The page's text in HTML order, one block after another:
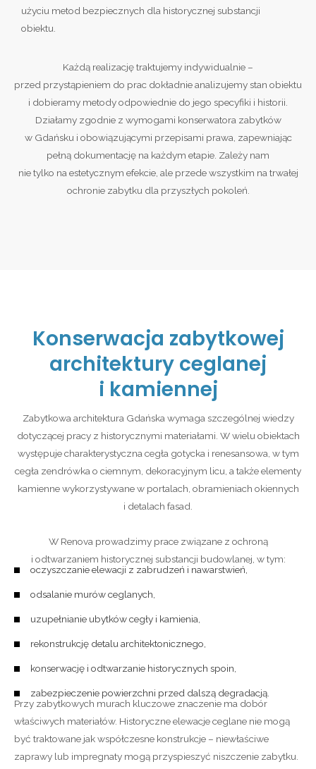
użyciu metod bezpiecznych dla historycznej substancji
obiektu.
Każdą realizację traktujemy indywidualnie –
przed przystąpieniem do prac dokładnie analizujemy stan obiektu
i dobieramy metody odpowiednie do jego specyfiki i historii.
Działamy zgodnie z wymogami konserwatora zabytków
w Gdańsku i obowiązującymi przepisami prawa, zapewniając
pełną dokumentację na każdym etapie. Zależy nam
nie tylko na estetycznym efekcie, ale przede wszystkim na trwałej
ochronie zabytku dla przyszłych pokoleń.
Konserwacja zabytkowej
architektury ceglanej
i kamiennej
Zabytkowa architektura Gdańska wymaga szczególnej wiedzy
dotyczącej pracy z historycznymi materiałami. W wielu obiektach
występuje charakterystyczna cegła gotycka i renesansowa, w tym
cegła zendrówka o ciemnym, dekoracyjnym licu, a także elementy
kamienne wykorzystywane w portalach, obramieniach okiennych
i detalach fasad.
W Renova prowadzimy prace związane z ochroną
i odtwarzaniem historycznej substancji budowlanej, w tym:
oczyszczanie elewacji z zabrudzeń i nawarstwień,
odsalanie murów ceglanych,
uzupełnianie ubytków cegły i kamienia,
rekonstrukcję detalu architektonicznego,
konserwację i odtwarzanie historycznych spoin,
zabezpieczenie powierzchni przed dalszą degradacją.
Przy zabytkowych murach kluczowe znaczenie ma dobór
właściwych materiałów. Historyczne elewacje ceglane nie mogą
być traktowane jak współczesne konstrukcje – niewłaściwe
zaprawy lub impregnaty mogą przyspieszyć niszczenie zabytku.